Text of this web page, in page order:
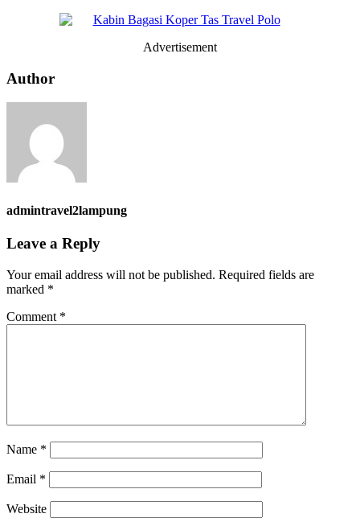
Advertisement
Author
admintravel2lampung
Leave a Reply
Your email address will not be published. Required fields are
marked *
Comment *
Name *
Email *
Website